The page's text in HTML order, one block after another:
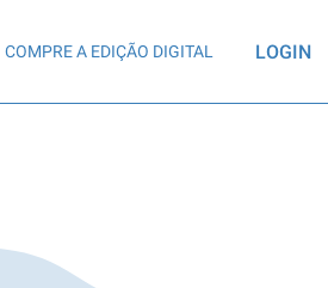
COMPRE A EDIÇÃO DIGITAL LOGIN